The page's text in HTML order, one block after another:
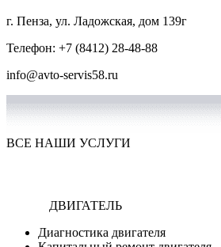
г. Пенза, ул. Ладожская, дом 139г
Телефон: +7 (8412) 28-48-88
info@avto-servis58.ru
ВСЕ НАШИ УСЛУГИ
ДВИГАТЕЛЬ
Диагностика двигателя